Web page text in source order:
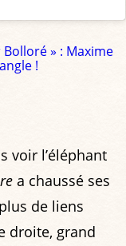
» : Maxime
!
voir l’éléphant
a chaussé ses
de liens
droite, grand